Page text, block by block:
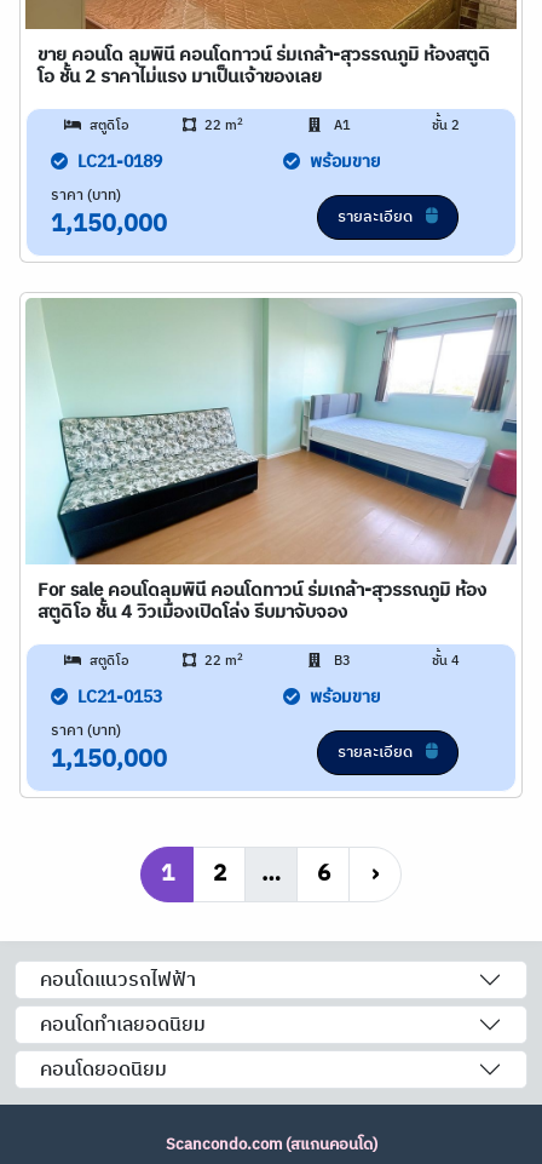
ขาย คอนโด ลุมพินี คอนโดทาวน์ ร่มเกล้า-สุวรรณภูมิ ห้องสตูดิ
โอ ชั้น 2 ราคาไม่แรง มาเป็นเจ้าของเลย
สตูดิโอ 22 m2 A1 ชั้น 2
LC21-0189 พร้อมขาย
ราคา (บาท)
1,150,000 รายละเอียด
For sale คอนโดลุมพินี คอนโดทาวน์ ร่มเกล้า-สุวรรณภูมิ ห้อง
สตูดิโอ ชั้น 4 วิวเมืองเปิดโล่ง รีบมาจับจอง
สตูดิโอ 22 m2 B3 ชั้น 4
LC21-0153 พร้อมขาย
ราคา (บาท)
1,150,000 รายละเอียด
1 2 … 6 ›
คอนโดแนวรถไฟฟ้า
คอนโดทำเลยอดนิยม
คอนโดยอดนิยม
Scancondo.com (สแกนคอนโด)